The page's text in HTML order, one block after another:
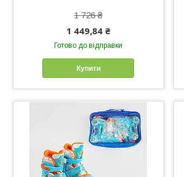
1 726 ₴
1 449,84 ₴
Готово до відправки
Купити